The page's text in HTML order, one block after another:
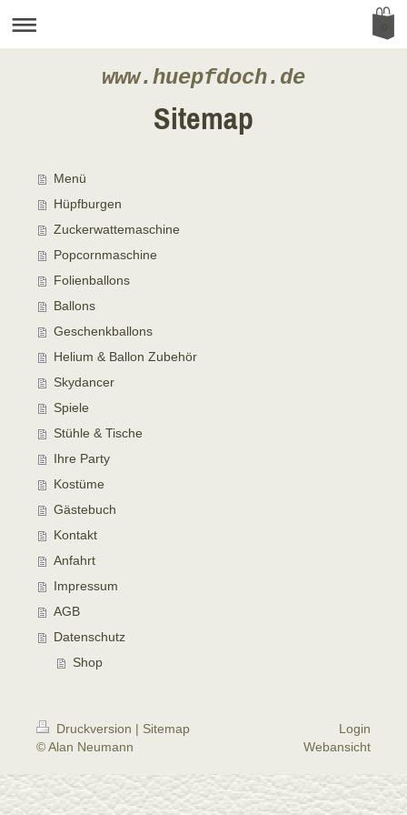
www.huepfdoch.de
0
Sitemap
Menü
Hüpfburgen
Zuckerwattemaschine
Popcornmaschine
Folienballons
Ballons
Geschenkballons
Helium & Ballon Zubehör
Skydancer
Spiele
Stühle & Tische
Ihre Party
Kostüme
Gästebuch
Kontakt
Anfahrt
Impressum
AGB
Datenschutz
Shop
Druckversion | Sitemap
© Alan Neumann
Login
Webansicht